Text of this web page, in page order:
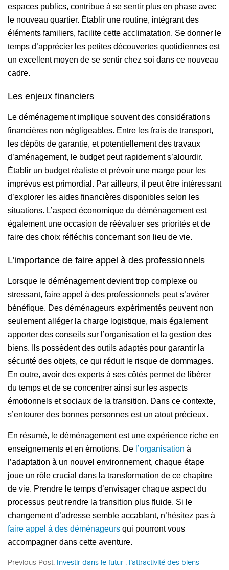
espaces publics, contribue à se sentir plus en phase avec
le nouveau quartier. Établir une routine, intégrant des
éléments familiers, facilite cette acclimatation. Se donner le
temps d’apprécier les petites découvertes quotidiennes est
un excellent moyen de se sentir chez soi dans ce nouveau
cadre.
Les enjeux financiers
Le déménagement implique souvent des considérations
financières non négligeables. Entre les frais de transport,
les dépôts de garantie, et potentiellement des travaux
d’aménagement, le budget peut rapidement s’alourdir.
Établir un budget réaliste et prévoir une marge pour les
imprévus est primordial. Par ailleurs, il peut être intéressant
d’explorer les aides financières disponibles selon les
situations. L’aspect économique du déménagement est
également une occasion de réévaluer ses priorités et de
faire des choix réfléchis concernant son lieu de vie.
L’importance de faire appel à des professionnels
Lorsque le déménagement devient trop complexe ou
stressant, faire appel à des professionnels peut s’avérer
bénéfique. Des déménageurs expérimentés peuvent non
seulement alléger la charge logistique, mais également
apporter des conseils sur l’organisation et la gestion des
biens. Ils possèdent des outils adaptés pour garantir la
sécurité des objets, ce qui réduit le risque de dommages.
En outre, avoir des experts à ses côtés permet de libérer
du temps et de se concentrer ainsi sur les aspects
émotionnels et sociaux de la transition. Dans ce contexte,
s’entourer des bonnes personnes est un atout précieux.
En résumé, le déménagement est une expérience riche en
enseignements et en émotions. De l’organisation à
l’adaptation à un nouvel environnement, chaque étape
joue un rôle crucial dans la transformation de ce chapitre
de vie. Prendre le temps d’envisager chaque aspect du
processus peut rendre la transition plus fluide. Si le
changement d’adresse semble accablant, n’hésitez pas à
faire appel à des déménageurs qui pourront vous
accompagner dans cette aventure.
Previous Post: Investir dans le futur : l’attractivité des biens